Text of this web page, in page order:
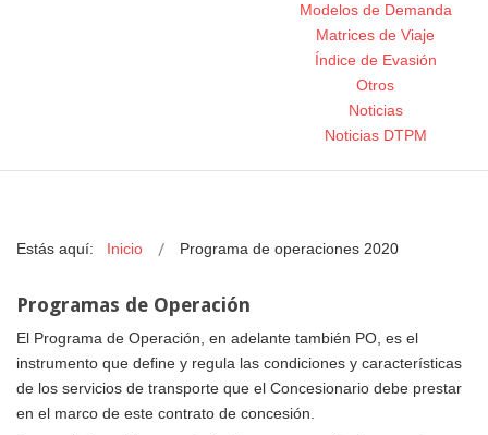
Modelos de Demanda
Matrices de Viaje
Índice de Evasión
Otros
Noticias
Noticias DTPM
Estás aquí: Inicio Programa de operaciones 2020
Programas de Operación
El Programa de Operación, en adelante también PO, es el
instrumento que define y regula las condiciones y características
de los servicios de transporte que el Concesionario debe prestar
en el marco de este contrato de concesión.